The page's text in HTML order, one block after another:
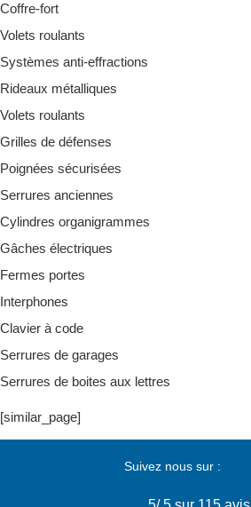
Coffre-fort
Volets roulants
Systèmes anti-effractions
Rideaux métalliques
Volets roulants
Grilles de défenses
Poignées sécurisées
Serrures anciennes
Cylindres organigrammes
Gâches électriques
Fermes portes
Interphones
Clavier à code
Serrures de garages
Serrures de boites aux lettres
[similar_page]
Suivez nous sur :